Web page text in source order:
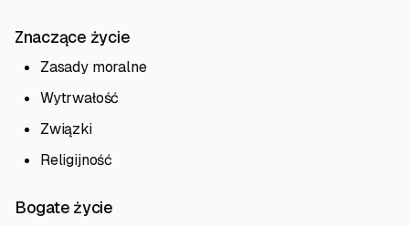
Znaczące życie
Zasady moralne
Wytrwałość
Związki
Religijność
Bogate życie